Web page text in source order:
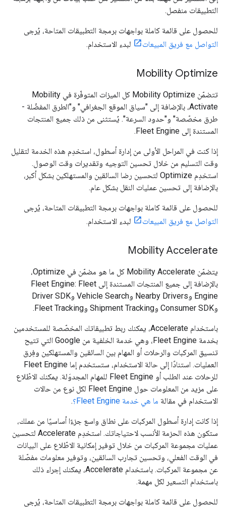
التطبيقات منفصل.
للحصول على قائمة كاملة بواجهات برمجة التطبيقات المتاحة، يُرجى
التواصل مع فريق المبيعات
لبدء الاستخدام.
Mobility Optimize
تتضمّن Mobility Optimize كل الميزات المتوفّرة في Mobility
Activate، بالإضافة إلى "سياق الموقع الجغرافي" و"الطرق المفضّلة -
طرق مخصّصة" و"حدود السرعة". يُستثنى من ذلك جميع المنتجات
المستندة إلى Fleet Engine.
إذا كنت في المراحل الأولى من إدارة أسطول، استخدِم هذه الخدمة لتقليل
وقت التسليم من خلال تحسين التوجيه وتقديرات وقت الوصول.
استخدِم Optimize لتحسين رضا السائقين والمستهلكين بشكل أكبر،
بالإضافة إلى تحسين عمليات النقل بشكل عام.
للحصول على قائمة كاملة بواجهات برمجة التطبيقات المتاحة، يُرجى
التواصل مع فريق المبيعات
لبدء الاستخدام.
Mobility Accelerate
يتضمّن Mobility Accelerate كل ما هو مضمّن في Optimize،
بالإضافة إلى جميع المنتجات المستندة إلى Fleet Engine: Fleet
Engine وNearby Drivers وVehicle Search وDriver SDK
وConsumer SDK وShipment Tracking وFleet Tracking.
باستخدام Accelerate، يمكنك ربط تطبيقاتك المخصّصة للمستخدمين
بخدمة Fleet Engine، وهي خدمة الخلفية من Google التي تتيح
تنسيق المركبات والرحلات أو المهام بين السائقين والمستهلكين وفِرق
العمليات. استنادًا إلى حالة الاستخدام، ستستخدم إما Fleet Engine
للرحلات عند الطلب أو Fleet Engine للمهام المجدوَلة. يمكنك الاطّلاع
على مزيد من المعلومات حول Fleet Engine لكل نوع من حالات
الاستخدام في مقالة ما هي خدمة Fleet Engine؟ .
إذا كانت إدارة أسطول المركبات على نطاق واسع جزءًا أساسيًا من عملك،
ستكون هذه الحزمة الأنسب لاحتياجاتك. استخدِم Accelerate لتحسين
عمليات مجموعة المركبات من خلال توفير إمكانية الاطّلاع على البيانات
في الوقت الفعلي، وتحسين تجارب السائقين، وتوفير معلومات مفصّلة
عن مجموعة المركبات. باستخدام Accelerate، يمكنك إجراء ذلك
باستخدام التسعير لكل مهمة.
للحصول على قائمة كاملة بواجهات برمجة التطبيقات المتاحة، يُرجى